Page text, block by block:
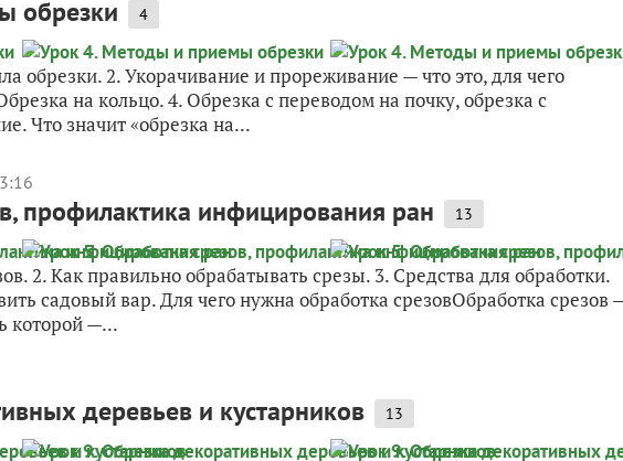
обрезки 4
обрезки. 2. Укорачивание и прореживание — что это, для чего
на кольцо. 4. Обрезка с переводом на почку, обрезка с
Что значит «обрезка на...
профилактика инфицирования ран 13
2. Как правильно обрабатывать срезы. 3. Средства для обработки.
садовый вар. Для чего нужна обработка срезовОбработка срезов
которой —...
деревьев и кустарников 13